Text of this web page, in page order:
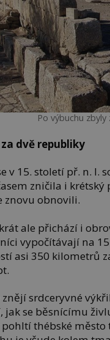
Po výbuchu
za dvě republiky
v 15. století př. n. l.
zničila i krétský
znovu obnovili.
ale přichází i
vypočítávají na
asi 350 kilometrů
znějí srdceryvné
jak se běsnícímu
thébské